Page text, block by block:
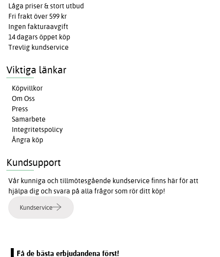
Låga priser & stort utbud
Fri frakt över 599 kr
Ingen fakturaavgift
14 dagars öppet köp
Trevlig kundservice
Viktiga länkar
Köpvillkor
Om Oss
Press
Samarbete
Integritetspolicy
Ångra köp
Kundsupport
Vår kunniga och tillmötesgående kundservice finns här för att
hjälpa dig och svara på alla frågor som rör ditt köp!
Kundservice
Få de bästa erbjudandena först!